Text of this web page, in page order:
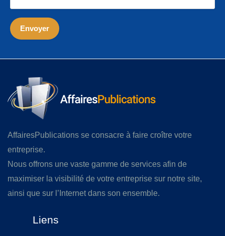
AffairesPublications se consacre à faire croître votre
entreprise.
Nous offrons une vaste gamme de services afin de
maximiser la visibilité de votre entreprise sur notre site,
ainsi que sur l’Internet dans son ensemble.
Liens